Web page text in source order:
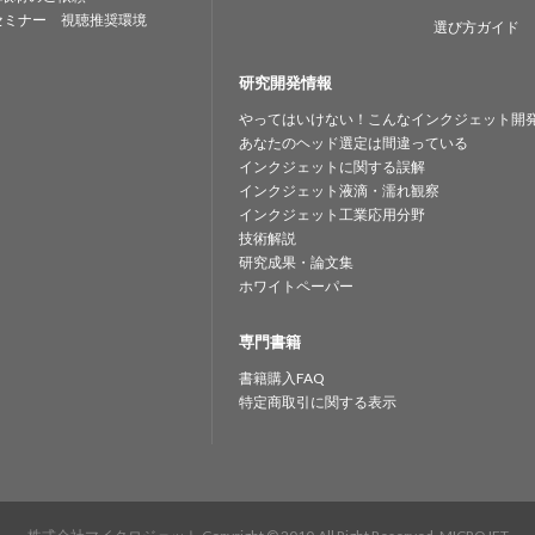
ミナー 視聴推奨環境
選び方ガイド
研究開発情報
やってはいけない！こんなインクジェット開
あなたのヘッド選定は間違っている
インクジェットに関する誤解
インクジェット液滴・濡れ観察
インクジェット工業応用分野
技術解説
研究成果・論文集
ホワイトペーパー
専門書籍
書籍購入FAQ
特定商取引に関する表示